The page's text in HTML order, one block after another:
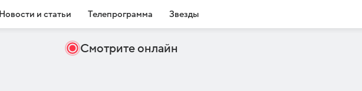
Новости и статьи Телепрограмма Звезды
Смотрите онлайн